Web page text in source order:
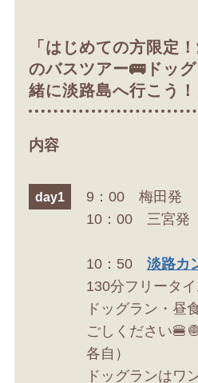
「はじめての方限定
のバスツアー🚌ドッ
緒に淡路島へ行こう！
内容
day1
9：00 梅田発
10：00 三宮発
10：50 淡路カ
130分フリータ
ドッグラン・昼
ごしください
各自）
ドッグランはワ